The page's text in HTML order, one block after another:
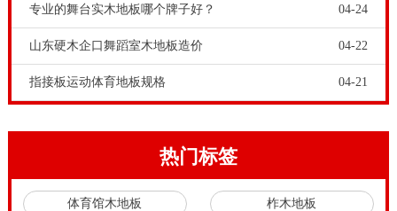
专业的舞台实木地板哪个牌子好？ 04-24
山东硬木企口舞蹈室木地板造价 04-22
指接板运动体育地板规格 04-21
热门标签
体育馆木地板 柞木地板